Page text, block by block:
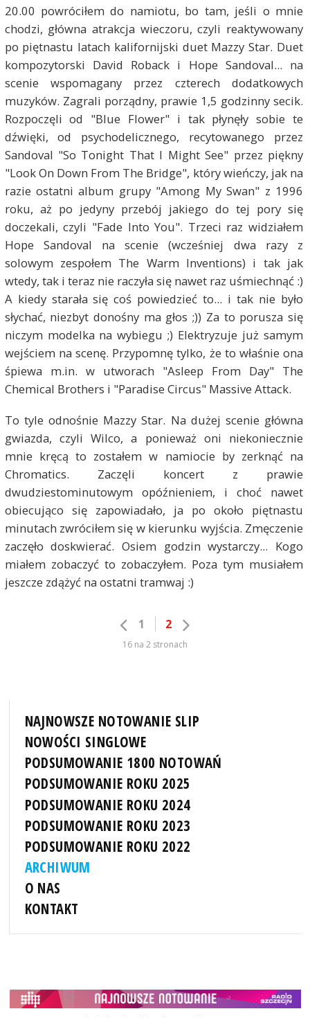
20.00 powróciłem do namiotu, bo tam, jeśli o mnie
chodzi, główna atrakcja wieczoru, czyli reaktywowany
po piętnastu latach kalifornijski duet Mazzy Star. Duet
kompozytorski David Roback i Hope Sandoval... na
scenie wspomagany przez czterech dodatkowych
muzyków. Zagrali porządny, prawie 1,5 godzinny secik.
Rozpoczęli od "Blue Flower" i tak płynęły sobie te
dźwięki, od psychodelicznego, recytowanego przez
Sandoval "So Tonight That I Might See" przez piękny
"Look On Down From The Bridge", który wieńczy, jak na
razie ostatni album grupy "Among My Swan" z 1996
roku, aż po jedyny przebój jakiego do tej pory się
doczekali, czyli "Fade Into You". Trzeci raz widziałem
Hope Sandoval na scenie (wcześniej dwa razy z
solowym zespołem The Warm Inventions) i tak jak
wtedy, tak i teraz nie raczyła się nawet raz uśmiechnąć :)
A kiedy starała się coś powiedzieć to... i tak nie było
słychać, niezbyt donośny ma głos ;)) Za to porusza się
niczym modelka na wybiegu ;) Elektryzuje już samym
wejściem na scenę. Przypomnę tylko, że to właśnie ona
śpiewa m.in. w utworach "Asleep From Day" The
Chemical Brothers i "Paradise Circus" Massive Attack.
To tyle odnośnie Mazzy Star. Na dużej scenie główna
gwiazda, czyli Wilco, a ponieważ oni niekoniecznie
mnie kręcą to zostałem w namiocie by zerknąć na
Chromatics. Zaczęli koncert z prawie
dwudziestominutowym opóźnieniem, i choć nawet
obiecująco się zapowiadało, ja po około piętnastu
minutach zwróciłem się w kierunku wyjścia. Zmęczenie
zaczęło doskwierać. Osiem godzin wystarczy... Kogo
miałem zobaczyć to zobaczyłem. Poza tym musiałem
jeszcze zdążyć na ostatni tramwaj :)
1 2
16 na 2 stronach
NAJNOWSZE NOTOWANIE SLIP
NOWOŚCI SINGLOWE
PODSUMOWANIE 1800 NOTOWAŃ
PODSUMOWANIE ROKU 2025
PODSUMOWANIE ROKU 2024
PODSUMOWANIE ROKU 2023
PODSUMOWANIE ROKU 2022
ARCHIWUM
O NAS
KONTAKT